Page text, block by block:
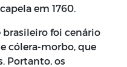
em 1760.
brasileiro foi cenário
cólera-morbo, que
Portanto, os